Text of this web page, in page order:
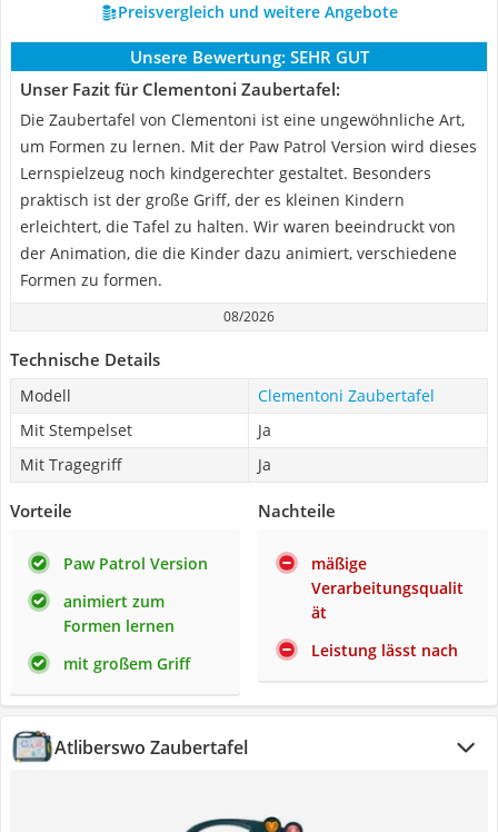
Preisvergleich und weitere Angebote
Unsere Bewertung: SEHR GUT
Unser Fazit für Clementoni Zaubertafel:
Die Zaubertafel von Clementoni ist eine ungewöhnliche Art,
um Formen zu lernen. Mit der Paw Patrol Version wird dieses
Lernspielzeug noch kindgerechter gestaltet. Besonders
praktisch ist der große Griff, der es kleinen Kindern
erleichtert, die Tafel zu halten. Wir waren beeindruckt von
der Animation, die die Kinder dazu animiert, verschiedene
Formen zu formen.
08/2026
Technische Details
Modell
Clementoni Zaubertafel
Mit Stempelset
Ja
Mit Tragegriff
Ja
Vorteile
Paw Patrol Version
animiert zum
Formen lernen
mit großem Griff
Nachteile
mäßige
Verarbeitungsqualit
ät
Leistung lässt nach
Atliberswo Zaubertafel